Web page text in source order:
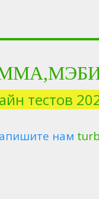
тестов
нам